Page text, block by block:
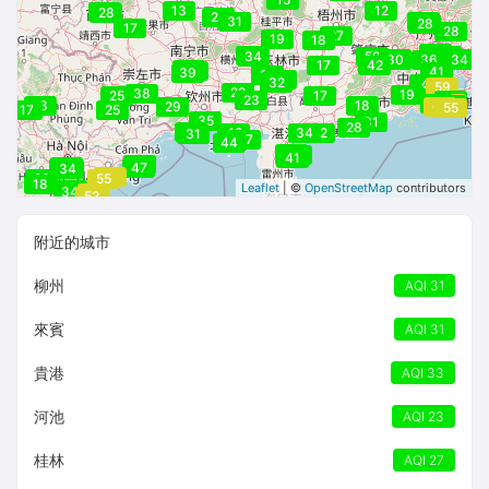
31
33
45
31
43
28
52
37
45
44
33
43
32
31
36
29
27
28
51
31
33
31
43
38
49
35
33
39
33
34
18
59
42
18 55
47
29
70
34
56
37
36
43
13
17
18
36
12
18
52
32
19
29
47
25 48
23
31
41
34
32
17
50
20 53
42
26
17
55
49
42
41
47
34 28
39
30
17
29
32
34
31
19
25
62
22
28
36
34
Leaflet | © OpenStreetMap contributors
附近的城市
柳州 AQI 31
來賓 AQI 31
貴港 AQI 33
河池 AQI 23
桂林 AQI 27